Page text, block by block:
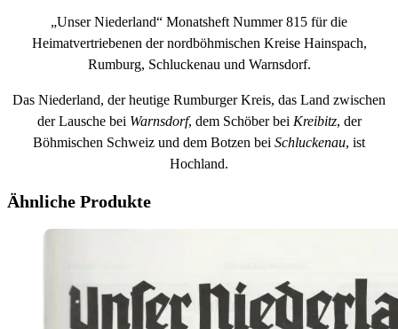
„Unser Niederland“ Monatsheft Nummer 815 für die
Heimatvertriebenen der nordböhmischen Kreise Hainspach,
Rumburg, Schluckenau und Warnsdorf.
Das Niederland, der heutige Rumburger Kreis, das Land zwischen
der Lausche bei Warnsdorf, dem Schöber bei Kreibitz, der
Böhmischen Schweiz und dem Botzen bei Schluckenau, ist
Hochland.
Ähnliche Produkte